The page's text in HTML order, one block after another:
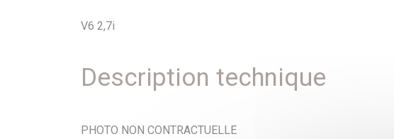
V6 2,7i
Description technique
PHOTO NON CONTRACTUELLE